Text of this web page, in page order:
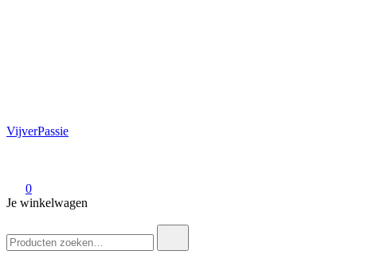
VijverPassie
0
Je winkelwagen
naar: